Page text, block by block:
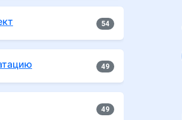
54
49
49